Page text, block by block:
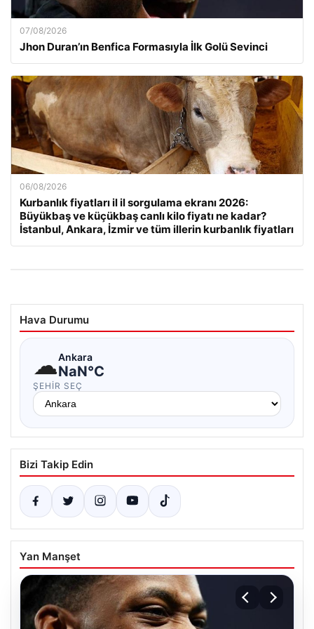
07/08/2026
Jhon Duran’ın Benfica Formasıyla İlk Golü Sevinci
06/08/2026
Kurbanlık fiyatları il il sorgulama ekranı 2026:
Büyükbaş ve küçükbaş canlı kilo fiyatı ne kadar?
İstanbul, Ankara, İzmir ve tüm illerin kurbanlık fiyatları
Hava Durumu
☁Ankara
NaN°C
ŞEHIR SEÇ
Bizi Takip Edin
Yan Manşet